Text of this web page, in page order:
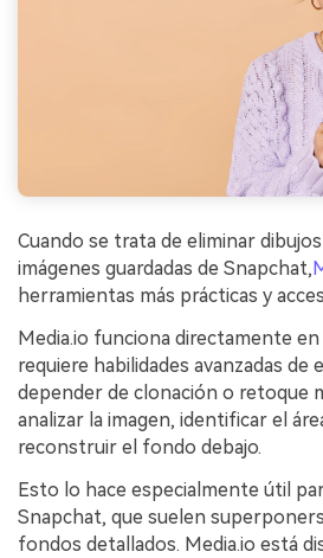
Cuando se trata de eliminar
imágenes guardadas de Snapchat,
herramientas más prácticas y
Media.io funciona directamente
requiere habilidades avanzadas de
depender de clonación o retoque
analizar la imagen, identificar el
reconstruir el fondo debajo.
Esto lo hace especialmente útil
Snapchat, que suelen
fondos detallados. Media.io está